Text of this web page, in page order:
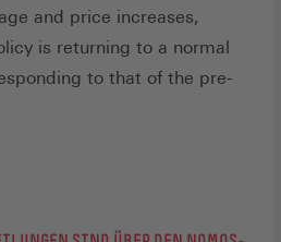
and price increa­ses,
is returning to a normal
to that of the pre-